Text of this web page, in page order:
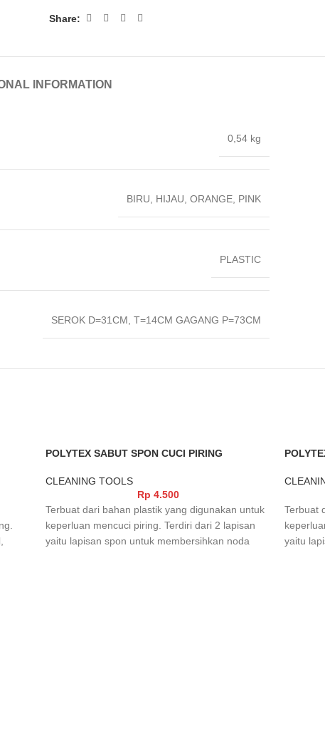
Share:
INFORMATION
0,54 kg
BIRU HIJAU ORANGE PINK
PLASTIC
SEROK D=31CM T=14CM GAGANG P=73CM
POLYTEX SABUT SPON CUCI PIRING
CLEANING TOOLS
Rp 4.500
Terbuat dari bahan plastik yang digunakan untuk
keperluan mencuci piring. Terdiri dari 2 lapisan
yaitu lapisan spon untuk membersihkan noda
Terbuat
yaitu